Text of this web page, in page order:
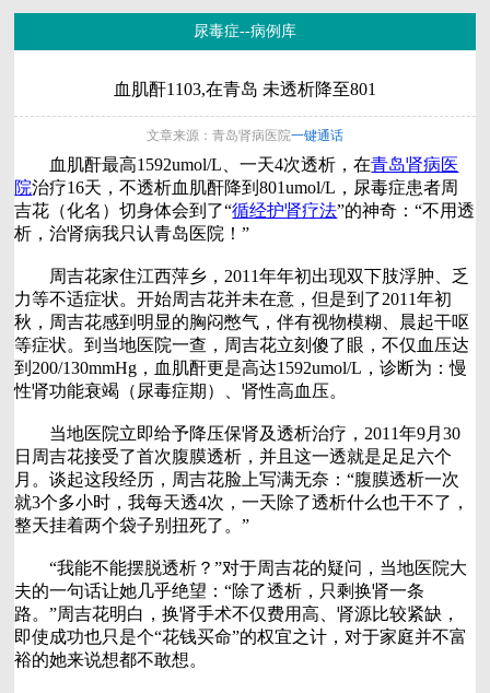
尿毒症--病例库
血肌酐1103,在青岛 未透析降至801
文章来源：青岛肾病医院一键通话
血肌酐最高1592umol/L、一天4次透析，在青岛肾病医
院治疗16天，不透析血肌酐降到801umol/L，尿毒症患者周
吉花（化名）切身体会到了“循经护肾疗法”的神奇：“不用透
析，治肾病我只认青岛医院！”
周吉花家住江西萍乡，2011年年初出现双下肢浮肿、乏
力等不适症状。开始周吉花并未在意，但是到了2011年初
秋，周吉花感到明显的胸闷憋气，伴有视物模糊、晨起干呕
等症状。到当地医院一查，周吉花立刻傻了眼，不仅血压达
到200/130mmHg，血肌酐更是高达1592umol/L，诊断为：慢
性肾功能衰竭（尿毒症期）、肾性高血压。
当地医院立即给予降压保肾及透析治疗，2011年9月30
日周吉花接受了首次腹膜透析，并且这一透就是足足六个
月。谈起这段经历，周吉花脸上写满无奈：“腹膜透析一次
就3个多小时，我每天透4次，一天除了透析什么也干不了，
整天挂着两个袋子别扭死了。”
“我能不能摆脱透析？”对于周吉花的疑问，当地医院大
夫的一句话让她几乎绝望：“除了透析，只剩换肾一条
路。”周吉花明白，换肾手术不仅费用高、肾源比较紧缺，
即使成功也只是个“花钱买命”的权宜之计，对于家庭并不富
裕的她来说想都不敢想。